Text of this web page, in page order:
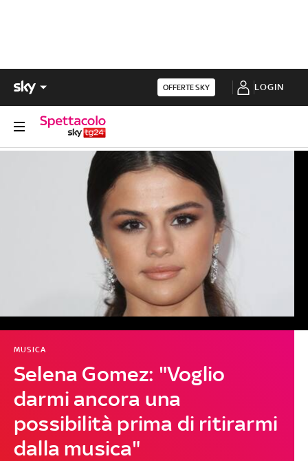
OFFERTE SKY LOGIN
Selena Gomez: "Voglio
darmi ancora una
possibilità prima di ritirarmi
dalla musica"
MUSICA